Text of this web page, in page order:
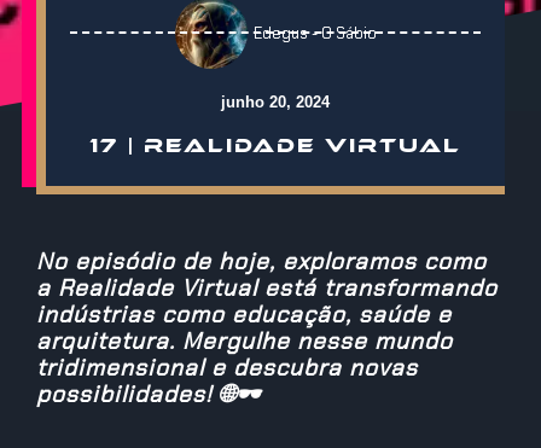
Edegus - O Sábio
junho 20, 2024
17 | REALIDADE VIRTUAL
No episódio de hoje, exploramos como
a Realidade Virtual está transformando
indústrias como educação, saúde e
arquitetura. Mergulhe nesse mundo
tridimensional e descubra novas
possibilidades! 🌐🕶️